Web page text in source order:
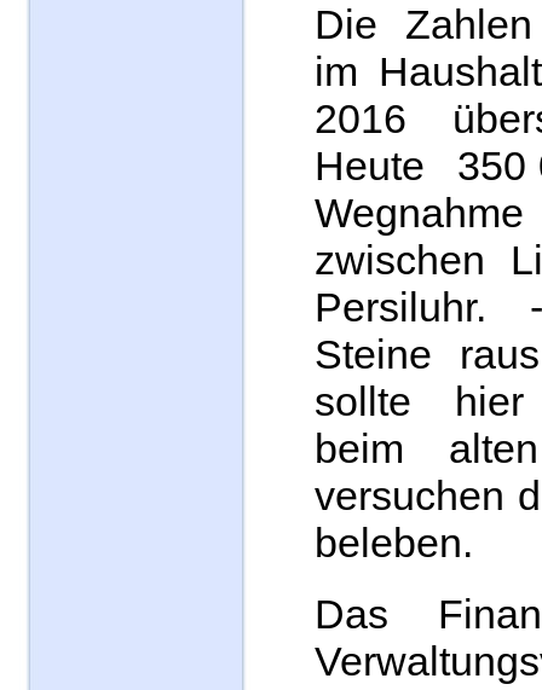
Die
im
2016
Heute 350
zwischen
Steine
sollte
beim
versuchen
beleben.
Das